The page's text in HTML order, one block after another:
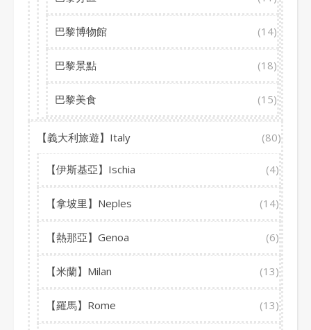
巴黎博物館 (14)
巴黎景點 (18)
巴黎美食 (15)
【義大利旅遊】Italy (80)
【伊斯基亞】Ischia (4)
【拿坡里】Neples (14)
【熱那亞】Genoa (6)
【米蘭】Milan (13)
【羅馬】Rome (13)